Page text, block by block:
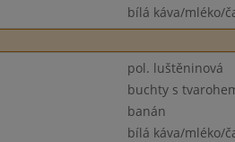
bílá káva/mléko/
pol. luštěninová
buchty s
banán
bílá káva/mléko/